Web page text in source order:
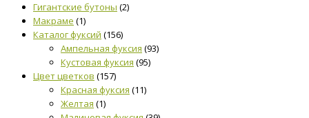
Гигантские бутоны (2)
Макраме (1)
Каталог фуксий (156)
Ампельная фуксия (93)
Кустовая фуксия (95)
Цвет цветков (157)
Красная фуксия (11)
Желтая (1)